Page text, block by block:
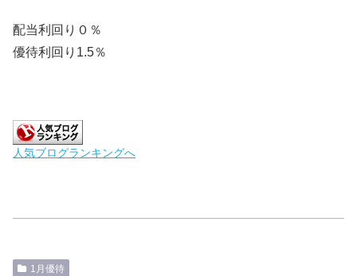
配当利回り０％
優待利回り1.5％
人気ブログランキングへ
1月優待